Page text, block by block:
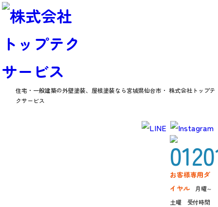
住宅・一般建築の外壁塗装、屋根塗装なら宮城県仙台市・ 株式会社トップテ
クサービス
お客様専用ダ
イヤル
月曜～
土曜 受付時間
お客様の声